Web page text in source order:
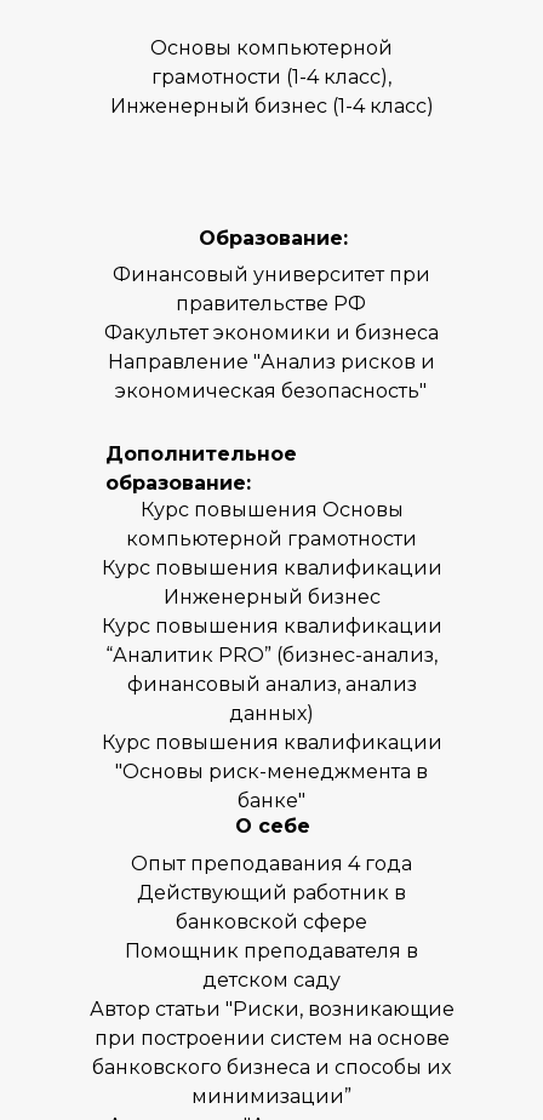
Основы компьютерной
грамотности (1-4 класс),
Инженерный бизнес (1-4 класс)
Образование:
Финансовый университет при
правительстве РФ
Факультет экономики и бизнеса
Направление "Анализ рисков и
экономическая безопасность"
Дополнительное
образование:
Курс повышения Основы
компьютерной грамотности
Курс повышения квалификации
Инженерный бизнес
Курс повышения квалификации
“Аналитик PRO” (бизнес-анализ,
финансовый анализ, анализ
данных)
Курс повышения квалификации
"Основы риск-менеджмента в
банке"
О себе
Опыт преподавания 4 года
Действующий работник в
банковской сфере
Помощник преподавателя в
детском саду
Автор статьи "Риски, возникающие
при построении систем на основе
банковского бизнеса и способы их
минимизации”
Заказать звонок
119602, Москва, улица
Наше местоположение